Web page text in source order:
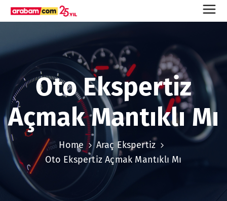
Oto Ekspertiz
Açmak Mantıklı Mı
Home
Araç Ekspertiz
Oto Ekspertiz Açmak Mantıklı Mı